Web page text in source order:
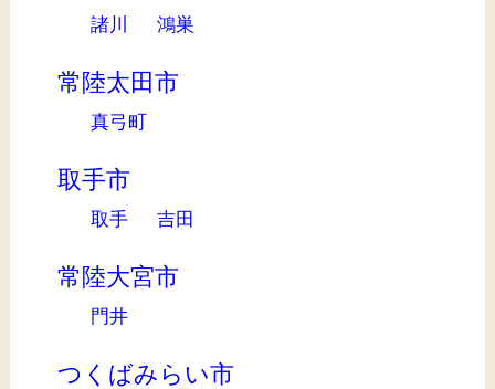
諸川 鴻巣
常陸太田市
真弓町
取手市
取手 吉田
常陸大宮市
門井
つくばみらい市